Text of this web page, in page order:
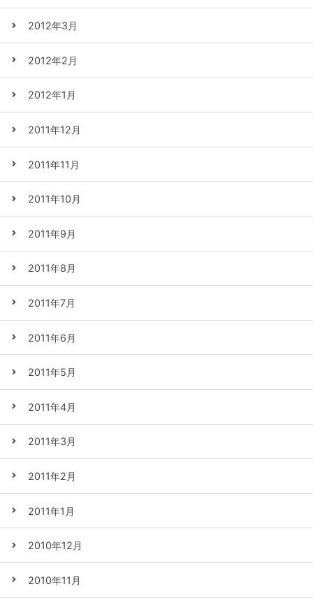
2012年3月
2012年2月
2012年1月
2011年12月
2011年11月
2011年10月
2011年9月
2011年8月
2011年7月
2011年6月
2011年5月
2011年4月
2011年3月
2011年2月
2011年1月
2010年12月
2010年11月